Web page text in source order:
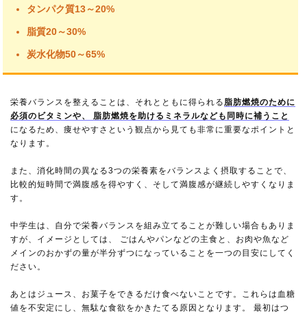
タンパク質13～20%
脂質20～30%
炭水化物50～65%
栄養バランスを整えることは、それとともに得られる 脂肪燃焼のために
必須のビタミンや、 脂肪燃焼を助けるミネラルなども同時に補うこと
になるため、痩せやすさという観点から見ても非常に重要なポイントと
なります。
また、消化時間の異なる3つの栄養素をバランスよく摂取することで、
比較的短時間で満腹感を得やすく、そして満腹感が継続しやすくなりま
す。
中学生は、自分で栄養バランスを組み立てることが難しい場合もありま
すが、イメージとしては、 ごはんやパンなどの主食と、お肉や魚など
メインのおかずの量が半分ずつになっていることを一つの目安にしてく
ださい。
あとはジュース、お菓子をできるだけ食べないことです。これらは血糖
値を不安定にし、無駄な食欲をかきたてる原因となります。 最初はつ